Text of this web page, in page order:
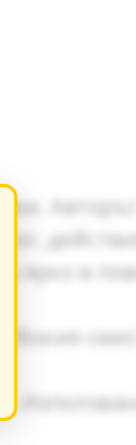
ярко в